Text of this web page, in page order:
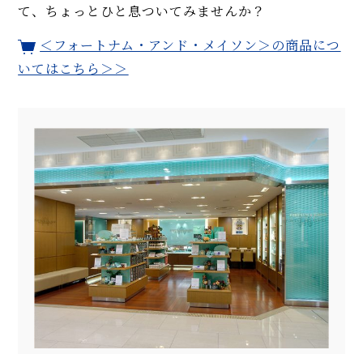
て、ちょっとひと息ついてみませんか？
＜フォートナム・アンド・メイソン＞の商品につ
いてはこちら＞＞